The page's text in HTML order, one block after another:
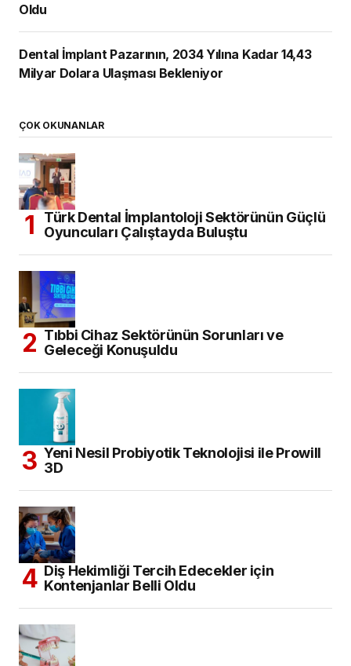
Oldu
Dental İmplant Pazarının, 2034 Yılına Kadar 14,43
Milyar Dolara Ulaşması Bekleniyor
ÇOK OKUNANLAR
Türk Dental İmplantoloji Sektörünün Güçlü
Oyuncuları Çalıştayda Buluştu
Tıbbi Cihaz Sektörünün Sorunları ve
Geleceği Konuşuldu
Yeni Nesil Probiyotik Teknolojisi ile Prowill
3D
Diş Hekimliği Tercih Edecekler için
Kontenjanlar Belli Oldu